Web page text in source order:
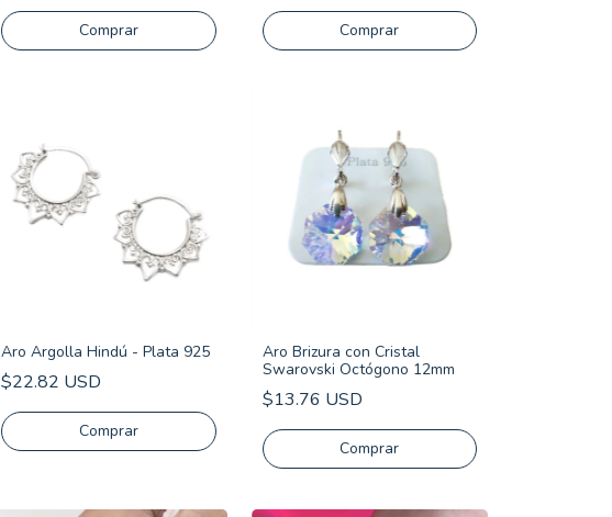
Comprar
Aro Argolla Hindú - Plata 925
$22.82 USD
Aro Brizura con Cristal
Swarovski Octógono 12mm
$13.76 USD